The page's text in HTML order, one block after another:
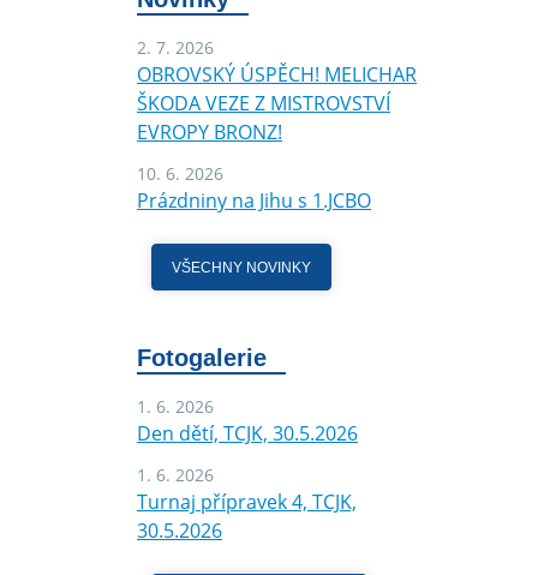
2. 7. 2026
OBROVSKÝ ÚSPĚCH! MELICHAR
ŠKODA VEZE Z MISTROVSTVÍ
EVROPY BRONZ!
10. 6. 2026
Prázdniny na Jihu s 1.JCBO
VŠECHNY NOVINKY
Fotogalerie
1. 6. 2026
Den dětí, TCJK, 30.5.2026
1. 6. 2026
Turnaj přípravek 4, TCJK,
30.5.2026